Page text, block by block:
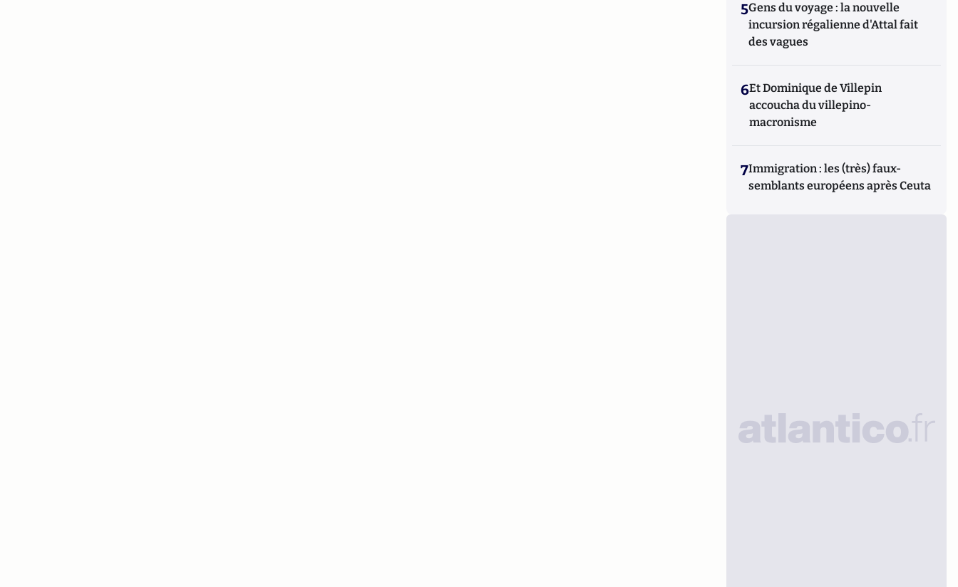
5Gens du voyage : la nouvelle
incursion régalienne d'Attal fait
des vagues
6Et Dominique de Villepin
accoucha du villepino-
macronisme
7Immigration : les (très) faux-
semblants européens après Ceuta